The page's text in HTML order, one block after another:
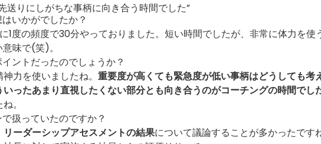
送りにしがちな事柄に向き合う時間でした”
いかがでしたか？
1度の頻度で30分やっておりました。短い時間でしたが、非常に体力を使
味で(笑)。
ントだったのでしょうか？
力を使いましたね。 重要度が高くても緊急度が低い事柄はどうしても考
ったあまり直視したくない部分とも向き合うのがコーチングの時間でし
。
扱っていたのですか？
ーダーシップアセスメントの結果について議論することが多かったです